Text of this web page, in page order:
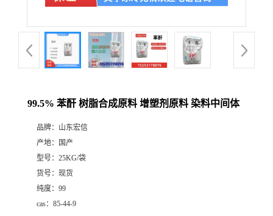
99.5% 苯酐 树脂合成原料 增塑剂原料 染料中间体
品牌： 山东宏信
产地：
国产
型号： 25KG/袋
货号： 现货
纯度： 99
cas： 85-44-9